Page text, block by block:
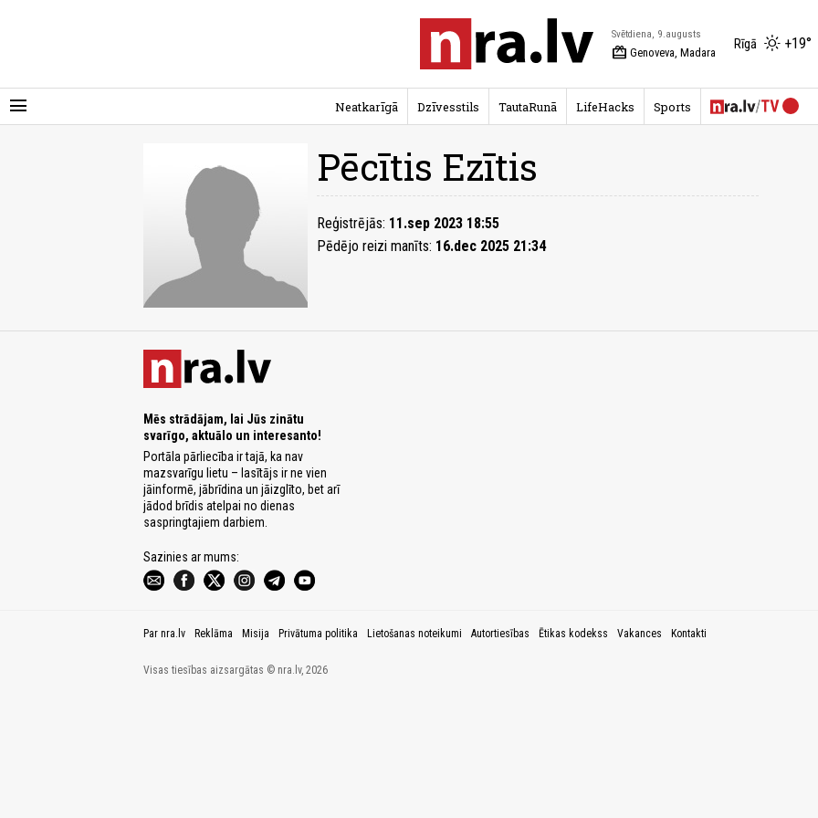
menu
Svētdiena, 9.augusts
redeem Genoveva, Madara
Rīgā +19°
Neatkarīgā Dzīvesstils TautaRunā LifeHacks Sports
Pēcītis Ezītis
Reģistrējās: 11.sep 2023 18:55
Pēdējo reizi manīts: 16.dec 2025 21:34
Mēs strādājam, lai Jūs zinātu
svarīgo, aktuālo un interesanto!
Portāla pārliecība ir tajā, ka nav
mazsvarīgu lietu – lasītājs ir ne vien
jāinformē, jābrīdina un jāizglīto, bet arī
jādod brīdis atelpai no dienas
saspringtajiem darbiem.
Sazinies ar mums:
Par nra.lv Reklāma Misija Privātuma politika Lietošanas noteikumi Autortiesības Ētikas kodekss Vakances Kontakti
Visas tiesības aizsargātas © nra.lv, 2026